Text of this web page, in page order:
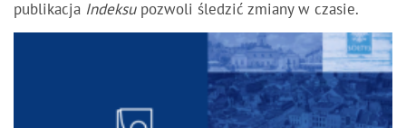
publikacja Indeksupozwoli śledzić zmiany w czasie.